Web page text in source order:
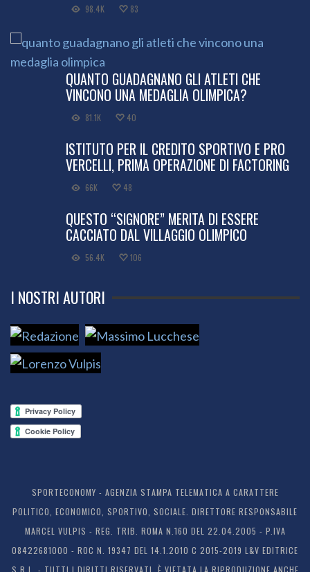
98.4K 83
QUANTO GUADAGNANO GLI ATLETI CHE
VINCONO UNA MEDAGLIA OLIMPICA?
81.1K 40
ISTITUTO PER IL CREDITO SPORTIVO E PRO
VERCELLI, PRIMA OPERAZIONE DI FACTORING
66K 48
QUESTO “SIGNORE” MERITA DI ESSERE
CACCIATO DAL VILLAGGIO OLIMPICO
56.4K 106
I NOSTRI AUTORI
SPORTECONOMY - AGENZIA STAMPA TELEMATICA A CARATTERE
POLITICO, ECONOMICO, SPORTIVO, SOCIALE. DIRETTORE RESPONSABILE
MARCEL VULPIS - REG. TRIB. ROMA N.160 DEL 22.04.2005 - P.IVA
08422681000 - ROC N. 19347 DEL 14.1.2010 C 2015-2019 L&V EDITRICE
S.R.L. - TUTTI I DIRITTI RISERVATI. È VIETATA LA RIPRODUZIONE ANCHE